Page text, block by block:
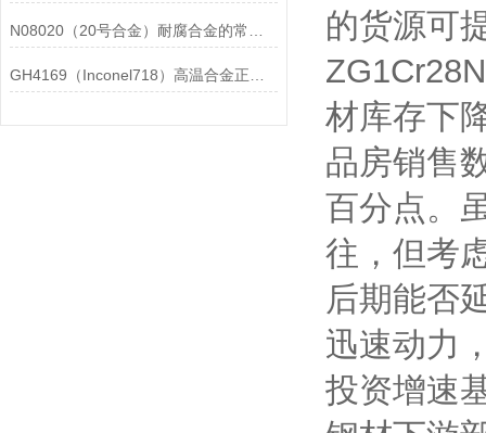
的货源可
材库存下
品房销售
百分点。
往，但考
后期能否
迅速动力
投资增速